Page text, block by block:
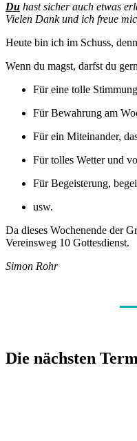
Du hast sicher auch etwas
Vielen Dank und ich freue
Heute bin ich im Schuss,
Wenn du magst, darfst du
Für eine tolle Stimmung
Für Bewahrung am
Für ein Miteinander,
Für tolles Wetter und
Für Begeisterung,
usw.
Da dieses Wochenende der
Vereinsweg 10 Gottesdienst.
Simon Rohr
Die nächsten